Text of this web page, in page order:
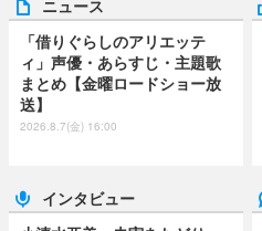
ニュース
「借りぐらしのアリエッテ
ィ」声優・あらすじ・主題歌
まとめ【金曜ロードショー放
送】
2026.8.7(金) 16:00
インタビュー